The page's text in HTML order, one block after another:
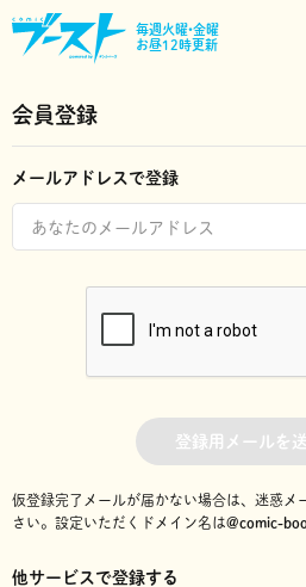
毎週火曜•金曜
お昼12時更新
会員登録
メールアドレスで登録
登録用メールを
仮登録完了メールが届かない場合は、迷惑メ
さい。 設定いただくドメイン名は@comic-
他サービスで登録する